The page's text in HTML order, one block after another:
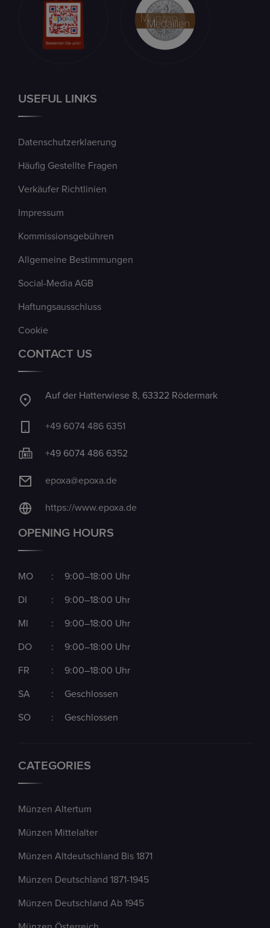
USEFUL LINKS
Datenschutzerklaerung
Häufig Gestellte Fragen
Verkäufer Richtlinien
Impressum
Kommissionsgebühren
Allgemeine Bestimmungen
Social-Media AGB
Haftungsausschluss
Cookie
CONTACT US
Auf der Hatterwiese 8, 63322 Rödermark
+49 6074 486 6351
+49 6074 486 6352
epoxa@epoxa.de
https://www.epoxa.de
OPENING HOURS
MO : 9:00–18:00 Uhr
DI : 9:00–18:00 Uhr
MI : 9:00–18:00 Uhr
DO : 9:00–18:00 Uhr
FR : 9:00–18:00 Uhr
SA : Geschlossen
SO : Geschlossen
CATEGORIES
Münzen Altertum
Münzen Mittelalter
Münzen Altdeutschland Bis 1871
Münzen Deutschland 1871-1945
Münzen Deutschland Ab 1945